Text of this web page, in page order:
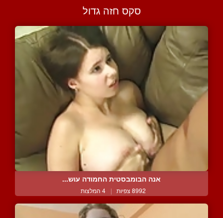
סקס חזה גדול
אנה הבומבסטית החמודה עוש...
8992 צפיות | 4 המלצות